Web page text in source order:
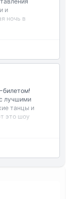
и
ночь в
билетом!
лучшими
танцы и
это шоу